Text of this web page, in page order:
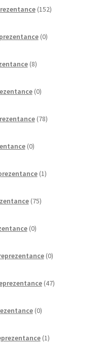
152izdelkov
0izdelkov
8izdelkov
0izdelkov
78izdelkov
0izdelkov
1izdelek
75izdelkov
0izdelkov
0izdelkov
47izdelkov
0izdelkov
1izdelek